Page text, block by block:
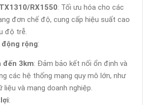
RX1550: Tối ưu hóa cho các
đơn chế độ, cung cấp hiệu suất cao
độ trễ.
rộng:
đến 3km: Đảm bảo kết nối ổn định và
các hệ thống mạng quy mô lớn, như
liệu và mạng doanh nghiệp.
: